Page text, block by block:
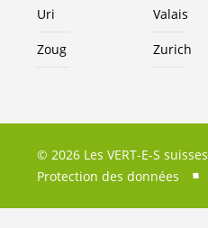
Uri Valais
Zoug Zurich
© 2026 Les VERT-E-S suisses
Protection des données